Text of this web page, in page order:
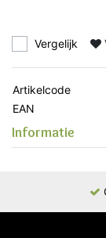
Vergelijk
Artikelcode
EAN
Informatie